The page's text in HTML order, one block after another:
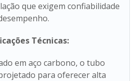
que exigem confiabilidade
Técnicas:
em aço carbono, o tubo
para oferecer alta